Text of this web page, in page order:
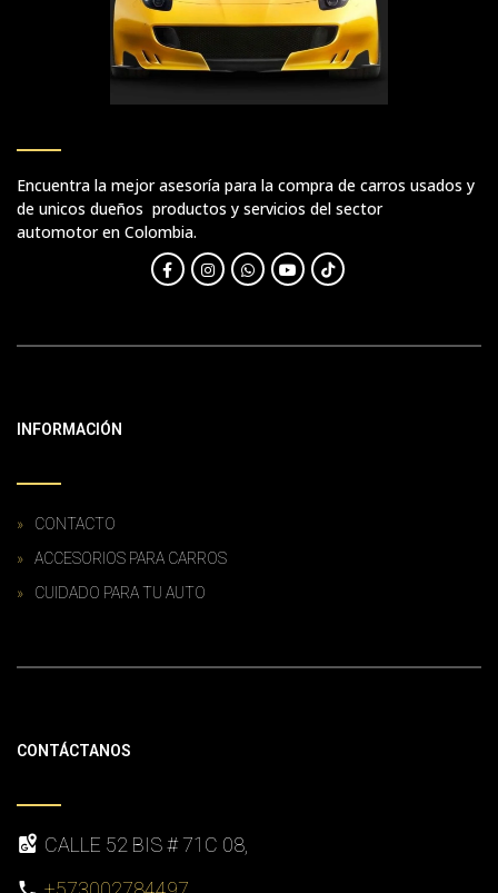
Encuentra la mejor asesoría para la compra de carros usados y
de unicos dueños productos y servicios del sector
automotor en Colombia.
INFORMACIÓN
CONTACTO
ACCESORIOS PARA CARROS
CUIDADO PARA TU AUTO
CONTÁCTANOS
CALLE 52 BIS # 71C 08,